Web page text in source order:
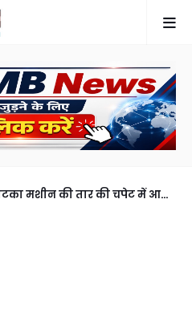
मशीन की तार की चपेट में आने